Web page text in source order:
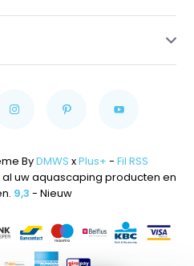
ByDMWS xPlus+ - Fil RSS
uw aquascaping producten en
9,3 - Nieuw